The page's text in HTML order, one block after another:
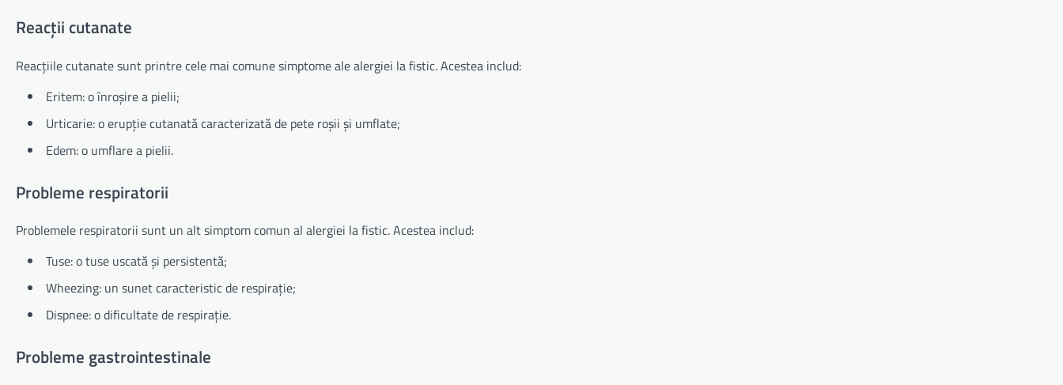
Reacții cutanate
Reacțiile cutanate sunt printre cele mai comune simptome ale alergiei la fistic. Acestea includ:
Eritem: o înroșire a pielii;
Urticarie: o erupție cutanată caracterizată de pete roșii și umflate;
Edem: o umflare a pielii.
Probleme respiratorii
Problemele respiratorii sunt un alt simptom comun al alergiei la fistic. Acestea includ:
Tuse: o tuse uscată și persistentă;
Wheezing: un sunet caracteristic de respirație;
Dispnee: o dificultate de respirație.
Probleme gastrointestinale